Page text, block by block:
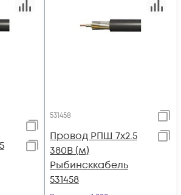
531458
Провод РПШ 7х2.5
380В (м)
Рыбинсккабель
531458